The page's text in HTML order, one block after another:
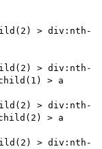
> div:nth-
> div:nth-
> a
> div:nth-
> a
> div:nth-